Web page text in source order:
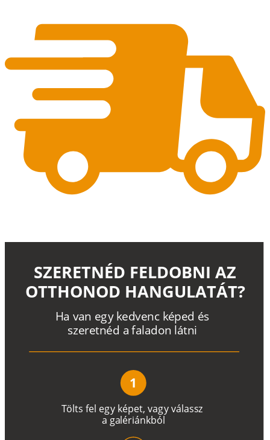
Tölts fel egy képet, vagyválassz
a galériánkból
Ha van egy kedvenc képed és
szeretnéd a faladon látni
SZERETNÉD FELDOBNI AZ
OTTHONOD HANGULATÁT?
1